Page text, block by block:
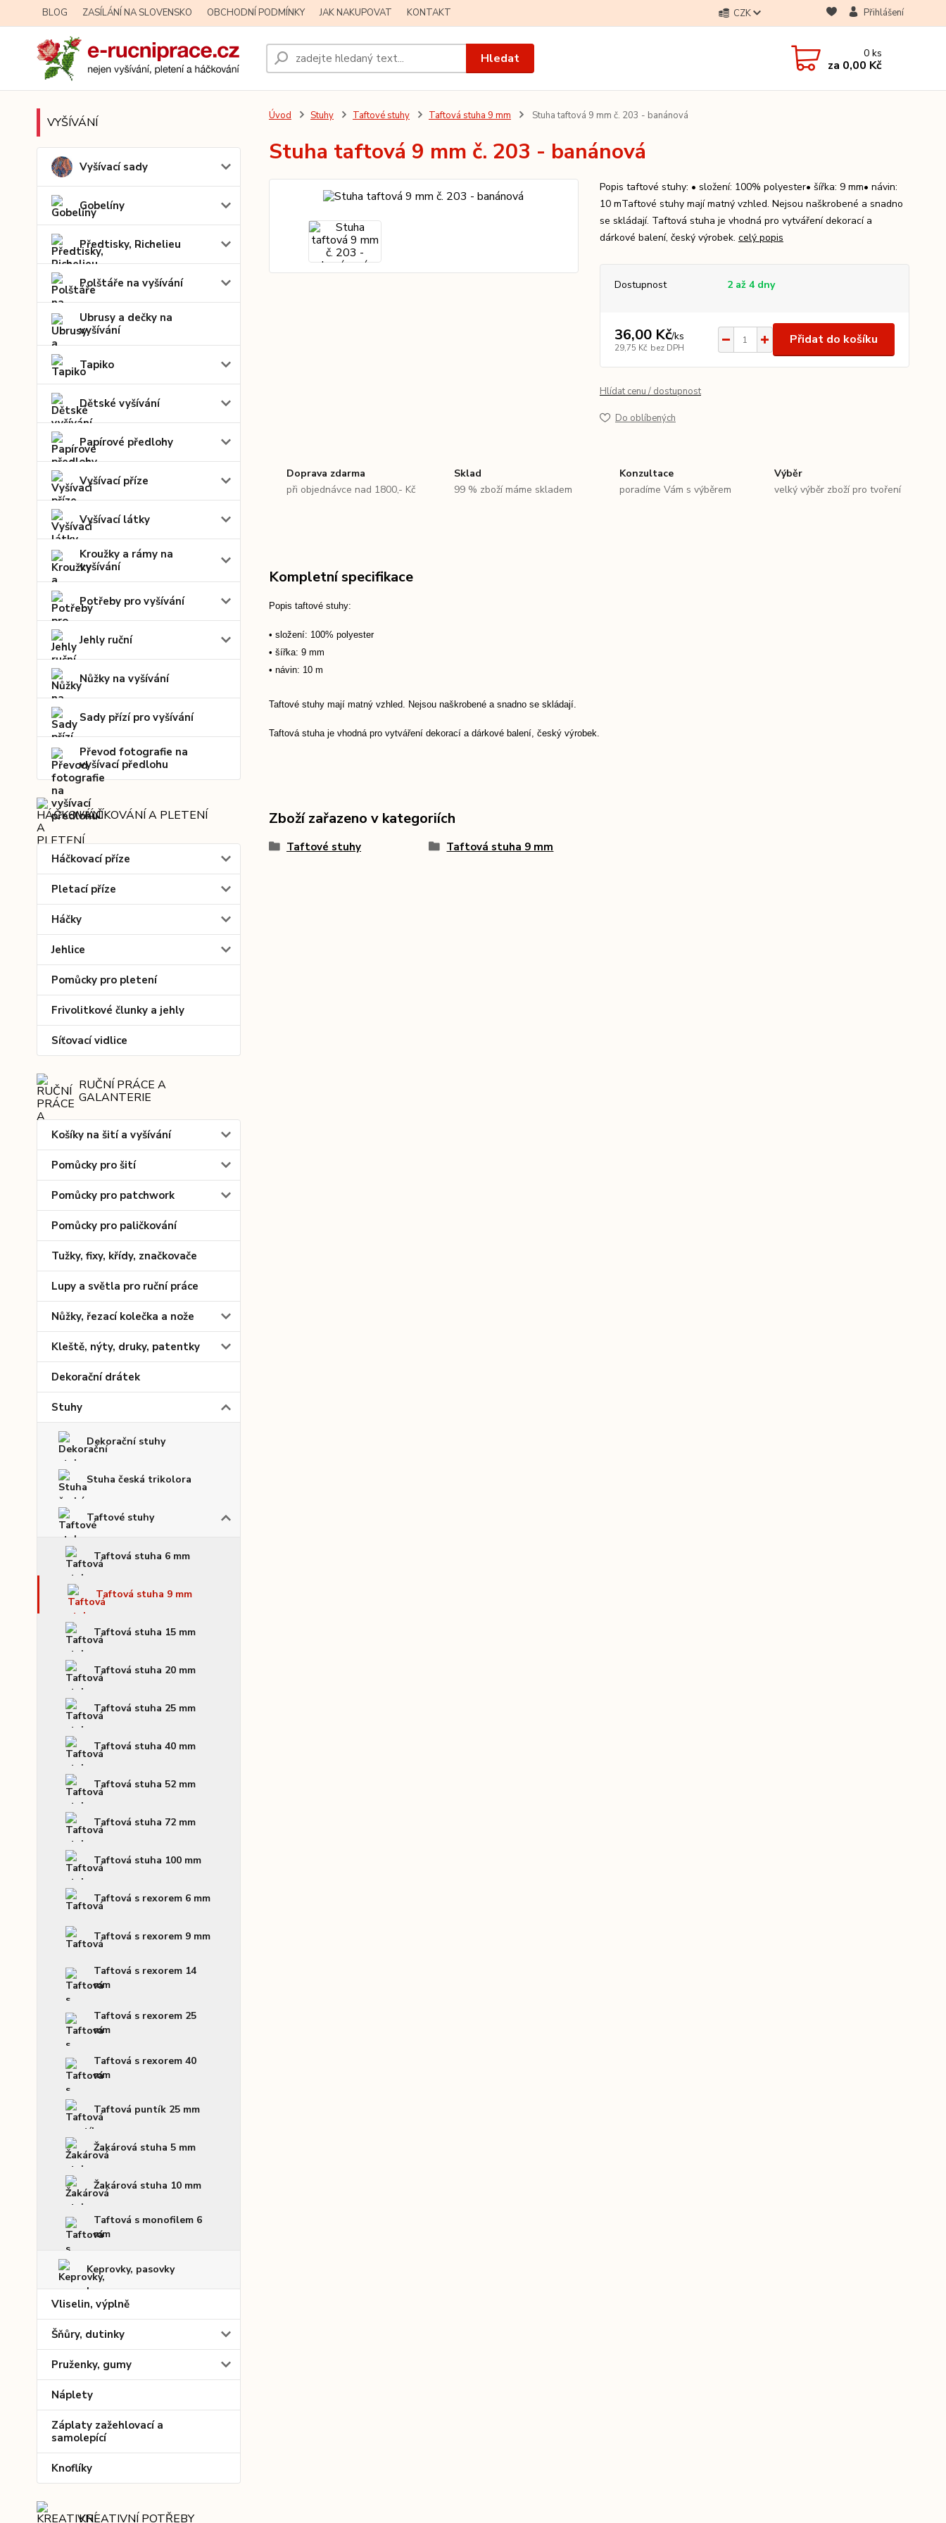
BLOG ZASÍLÁNÍ NA SLOVENSKO OBCHODNÍ PODMÍNKY JAK NAKUPOVAT KONTAKT CZK Přihlášení
Hledat 0ks
za 0,00 Kč
VYŠÍVÁNÍ
Vyšívací sady
Gobelíny
Předtisky, Richelieu
Polštáře na vyšívání
Ubrusy a dečky na
vyšívání
Tapiko
Dětské vyšívání
Papírové předlohy
Vyšívací příze
Vyšívací látky
Kroužky a rámy na
vyšívání
Potřeby pro vyšívání
Jehly ruční
Nůžky na vyšívání
Sady přízí pro vyšívání
Převod fotografie na
vyšívací předlohu
HÁČKOVÁNÍ A PLETENÍ
Háčkovací příze
Pletací příze
Háčky
Jehlice
Pomůcky pro pletení
Frivolitkové člunky a jehly
Síťovací vidlice
RUČNÍ PRÁCE A
GALANTERIE
Košíky na šití a vyšívání
Pomůcky pro šití
Pomůcky pro patchwork
Pomůcky pro paličkování
Tužky, fixy, křídy, značkovače
Lupy a světla pro ruční práce
Nůžky, řezací kolečka a nože
Kleště, nýty, druky, patentky
Dekorační drátek
Stuhy
Dekorační stuhy
Stuha česká trikolora
Taftové stuhy
Taftová stuha 6 mm
Taftová stuha 9 mm
Taftová stuha 15 mm
Taftová stuha 20 mm
Taftová stuha 25 mm
Taftová stuha 40 mm
Taftová stuha 52 mm
Taftová stuha 72 mm
Taftová stuha 100 mm
Taftová s rexorem 6 mm
Taftová s rexorem 9 mm
Taftová s rexorem 14
mm
Taftová s rexorem 25
mm
Taftová s rexorem 40
mm
Taftová puntík 25 mm
Žakárová stuha 5 mm
Žakárová stuha 10 mm
Taftová s monofilem 6
mm
Keprovky, pasovky
Vliselin, výplně
Šňůry, dutinky
Pruženky, gumy
Náplety
Záplaty zažehlovací a
samolepící
Knoflíky
KREATIVNÍ POTŘEBY
Úvod Stuhy Taftové stuhy Taftová stuha 9 mm Stuha taftová 9 mm č. 203 - banánová
Stuha taftová 9 mm č. 203 - banánová
Popis taftové stuhy: • složení: 100% polyester• šířka: 9 mm• návin:
10 mTaftové stuhy mají matný vzhled. Nejsou naškrobené a snadno
se skládají. Taftová stuha je vhodná pro vytváření dekorací a
dárkové balení, český výrobek. celý popis
Dostupnost 2 až 4 dny
36,00 Kč/ks
29,75 Kč bez DPH
Přidat do košíku
Hlídat cenu / dostupnost
Do oblíbených
Doprava zdarma
při objednávce nad 1800,- Kč
Sklad
99 % zboží máme skladem
Konzultace
poradíme Vám s výběrem
Výběr
velký výběr zboží pro tvoření
Kompletní specifikace
Popis taftové stuhy:
• složení: 100% polyester
• šířka: 9 mm
• návin: 10 m
Taftové stuhy mají matný vzhled. Nejsou naškrobené a snadno se skládají.
Taftová stuha je vhodná pro vytváření dekorací a dárkové balení, český výrobek.
Zboží zařazeno v kategoriích
Taftové stuhy Taftová stuha 9 mm